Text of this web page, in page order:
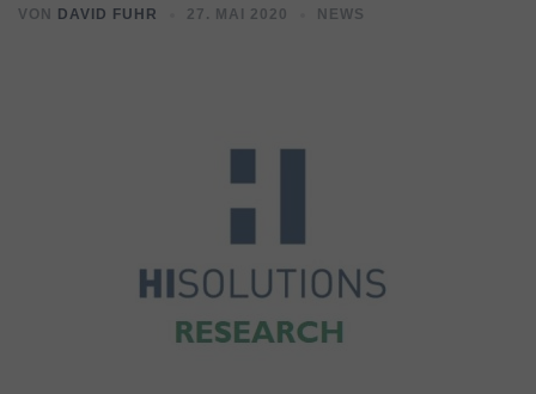
VON DAVID FUHR 27. MAI 2020 NEWS